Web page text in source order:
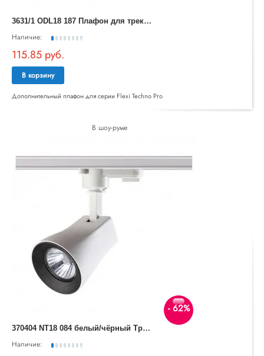
3
631/1 ODL18 187 Плафон для трека IP20 GU10 50W 220V TECHNO PRO
Наличие:
115.85 руб.
В корзину
Дополнительный плафон для серии Flexi Techno Pro
В шоу-руме
- 62%
3
70404 NT18 084 белый/чёрный Трековый светильник IP33 GU10 50W 110-265V PIPE
Наличие: